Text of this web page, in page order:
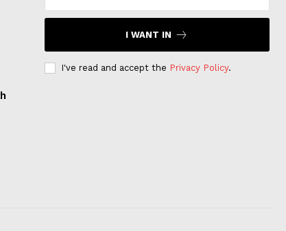
I WANT IN
I've read and accept the Privacy Policy.